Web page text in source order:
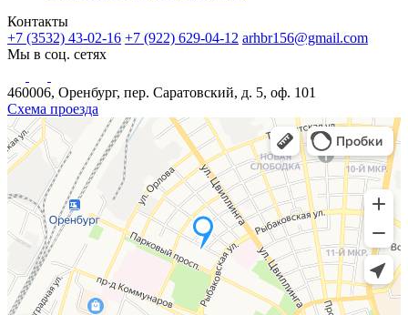
Контакты
+7 (3532) 43-02-16 +7 (922) 629-04-12 arhbr156@gmail.com
Мы в соц. сетях
460006, Оренбург, пер. Саратовский, д. 5, оф. 101
Схема проезда